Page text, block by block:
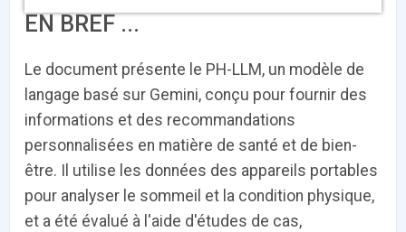
EN BREF ...
Le document présente le PH-LLM, un modèle de
langage basé sur Gemini, conçu pour fournir des
informations et des recommandations
personnalisées en matière de santé et de bien-
être. Il utilise les données des appareils portables
pour analyser le sommeil et la condition physique,
et a été évalué à l'aide d'études de cas,
Fidelity of
Medical
Reasoning in
Large
Models
Artificial
Intelligence
for
Cardiovascular
‹ 1 2 3 4 5